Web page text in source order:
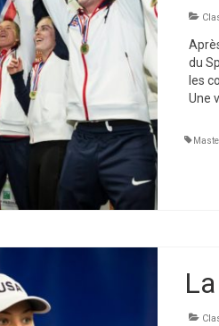
du
les
Une